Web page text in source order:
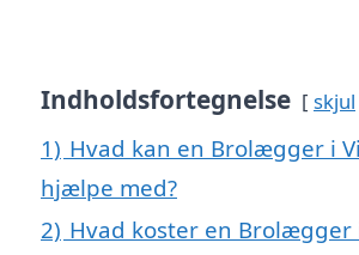
Indholdsfortegnelse skjul
1) Hvad kan en Brolægger i
hjælpe med?
2) Hvad koster en Brolægger